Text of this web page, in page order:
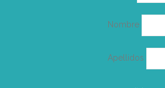
Nombre
Apellidos